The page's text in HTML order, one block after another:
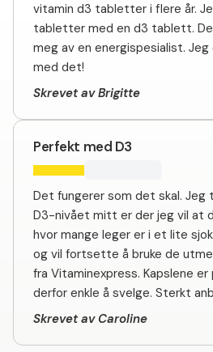
vitamin d3 tabletter i flere år.
tabletter med en d3 tablett.
meg av en energispesialist.
med det!
Skrevet av Brigitte
Perfekt med D3
Det fungerer som det skal. Jeg
D3-nivået mitt er der jeg vil at
hvor mange leger er i et lite
og vil fortsette å bruke de
fra Vitaminexpress. Kapslene
derfor enkle å svelge. Sterkt
Skrevet av Caroline